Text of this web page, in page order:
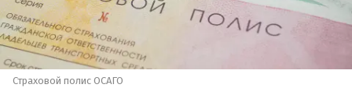
Страховой полис ОСАГО